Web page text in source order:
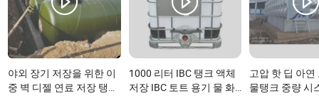
야외 장기 저장을 위한 이
중 벽 디젤 연료 저장 탱크
1000 리터 IBC 탱크 액체
저장 IBC 토트 용기 물 화
고압 핫 딥 아연
물탱크 중량 시